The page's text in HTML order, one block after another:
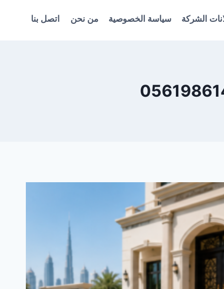
الشركة سياسة الخصوصية من نحن اتصل بنا